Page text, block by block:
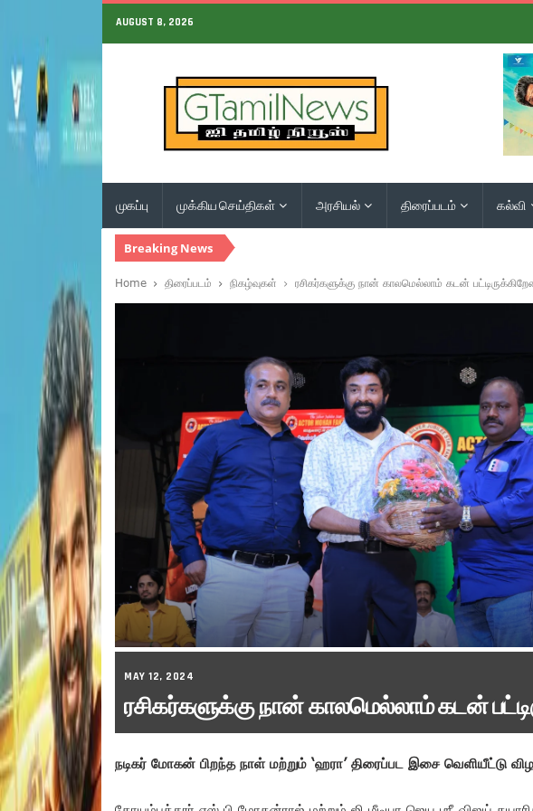
AUGUST 8, 2026
முகப்பு முக்கிய செய்திகள் அரசியல் திரைப்படம் கல்வி
Breaking News
Home திரைப்படம் நிகழ்வுகள் ரசிகர்களுக்கு நான் காலமெல்லாம் கடன்
MAY 12, 2024
ரசிகர்களுக்கு நான் காலமெல்லாம் கடன்
நடிகர் மோகன் பிறந்த நாள் மற்றும் ‘ஹரா’ திரைப்பட இசை வெளியீட்டு